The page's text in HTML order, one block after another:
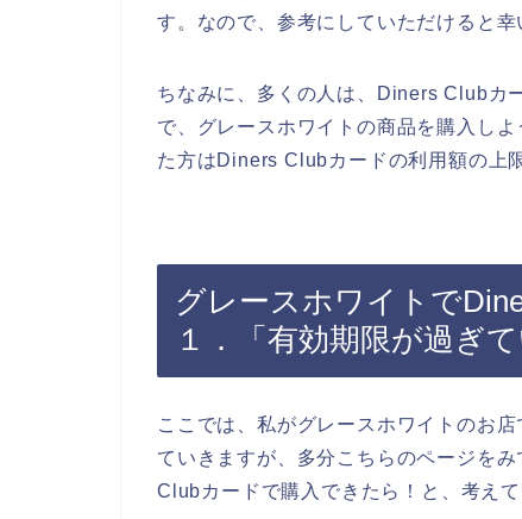
す。なので、参考にしていただけると幸
ちなみに、多くの人は、Diners Clubカ
で、グレースホワイトの商品を購入し
た方はDiners Clubカードの利用額の上
グレースホワイトで
１．「有効期限が過ぎて
ここでは、私がグレースホワイトのお
ていきますが、多分こちらのページを
Clubカードで購入できたら！と、考え